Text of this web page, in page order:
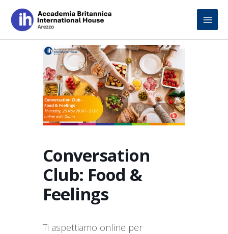
content
Conversation
Club: Food &
Feelings
Ti aspettiamo online per